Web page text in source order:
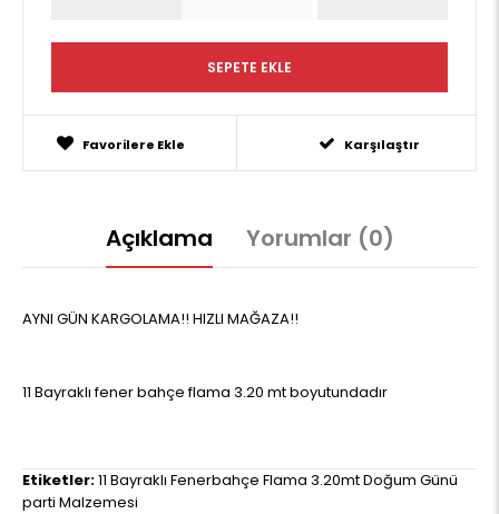
Favorilere Ekle Karşılaştır
Açıklama Yorumlar (0)
AYNI GÜN KARGOLAMA!! HIZLI MAĞAZA!!
11 Bayraklı fener bahçe flama 3.20 mt boyutundadır
Etiketler:11 Bayraklı Fenerbahçe Flama 3.20mt Doğum Günü
parti Malzemesi